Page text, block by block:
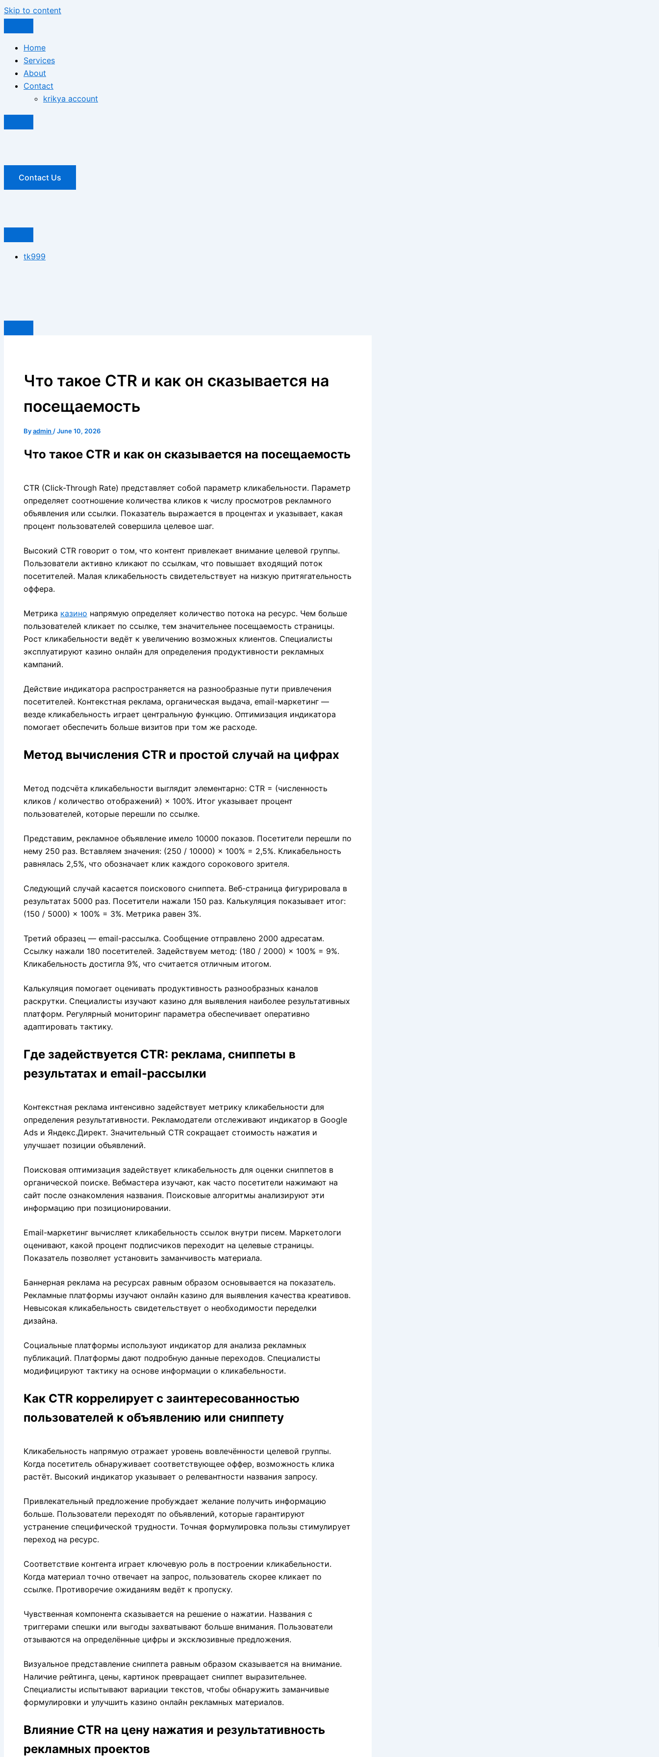
Skip to content
Home
Services
About
Contact
krikya account
Contact Us
tk999
Что такое CTR и как он сказывается на
посещаемость
Byadmin /June 10, 2026
Что такое CTR и как он сказывается на посещаемость
CTR (Click-Through Rate) представляет собой параметр кликабельности. Параметр
определяет соотношение количества кликов к числу просмотров рекламного
объявления или ссылки. Показатель выражается в процентах и указывает, какая
процент пользователей совершила целевое шаг.
Высокий CTR говорит о том, что контент привлекает внимание целевой группы.
Пользователи активно кликают по ссылкам, что повышает входящий поток
посетителей. Малая кликабельность свидетельствует на низкую притягательность
оффера.
Метрика казино напрямую определяет количество потока на ресурс. Чем больше
пользователей кликает по ссылке, тем значительнее посещаемость страницы.
Рост кликабельности ведёт к увеличению возможных клиентов. Специалисты
эксплуатируют казино онлайн для определения продуктивности рекламных
кампаний.
Действие индикатора распространяется на разнообразные пути привлечения
посетителей. Контекстная реклама, органическая выдача, email-маркетинг —
везде кликабельность играет центральную функцию. Оптимизация индикатора
помогает обеспечить больше визитов при том же расходе.
Метод вычисления CTR и простой случай на цифрах
Метод подсчёта кликабельности выглядит элементарно: CTR = (численность
кликов / количество отображений) × 100%. Итог указывает процент
пользователей, которые перешли по ссылке.
Представим, рекламное объявление имело 10000 показов. Посетители перешли по
нему 250 раз. Вставляем значения: (250 / 10000) × 100% = 2,5%. Кликабельность
равнялась 2,5%, что обозначает клик каждого сорокового зрителя.
Следующий случай касается поискового сниппета. Веб-страница фигурировала в
результатах 5000 раз. Посетители нажали 150 раз. Калькуляция показывает итог:
(150 / 5000) × 100% = 3%. Метрика равен 3%.
Третий образец — email-рассылка. Сообщение отправлено 2000 адресатам.
Ссылку нажали 180 посетителей. Задействуем метод: (180 / 2000) × 100% = 9%.
Кликабельность достигла 9%, что считается отличным итогом.
Калькуляция помогает оценивать продуктивность разнообразных каналов
раскрутки. Специалисты изучают казино для выявления наиболее результативных
платформ. Регулярный мониторинг параметра обеспечивает оперативно
адаптировать тактику.
Где задействуется CTR: реклама, сниппеты в
результатах и email-рассылки
Контекстная реклама интенсивно задействует метрику кликабельности для
определения результативности. Рекламодатели отслеживают индикатор в Google
Ads и Яндекс.Директ. Значительный CTR сокращает стоимость нажатия и
улучшает позиции объявлений.
Поисковая оптимизация задействует кликабельность для оценки сниппетов в
органической поиске. Вебмастера изучают, как часто посетители нажимают на
сайт после ознакомления названия. Поисковые алгоритмы анализируют эти
информацию при позиционировании.
Email-маркетинг вычисляет кликабельность ссылок внутри писем. Маркетологи
оценивают, какой процент подписчиков переходит на целевые страницы.
Показатель позволяет установить заманчивость материала.
Баннерная реклама на ресурсах равным образом основывается на показатель.
Рекламные платформы изучают онлайн казино для выявления качества креативов.
Невысокая кликабельность свидетельствует о необходимости переделки
дизайна.
Социальные платформы используют индикатор для анализа рекламных
публикаций. Платформы дают подробную данные переходов. Специалисты
модифицируют тактику на основе информации о кликабельности.
Как CTR коррелирует с заинтересованностью
пользователей к объявлению или сниппету
Кликабельность напрямую отражает уровень вовлечённости целевой группы.
Когда посетитель обнаруживает соответствующее оффер, возможность клика
растёт. Высокий индикатор указывает о релевантности названия запросу.
Привлекательный предложение пробуждает желание получить информацию
больше. Пользователи переходят по объявлений, которые гарантируют
устранение специфической трудности. Точная формулировка пользы стимулирует
переход на ресурс.
Соответствие контента играет ключевую роль в построении кликабельности.
Когда материал точно отвечает на запрос, пользователь скорее кликает по
ссылке. Противоречие ожиданиям ведёт к пропуску.
Чувственная компонента сказывается на решение о нажатии. Названия с
триггерами спешки или выгоды захватывают больше внимания. Пользователи
отзываются на определённые цифры и эксклюзивные предложения.
Визуальное представление сниппета равным образом сказывается на внимание.
Наличие рейтинга, цены, картинок превращает сниппет выразительнее.
Специалисты испытывают вариации текстов, чтобы обнаружить заманчивые
формулировки и улучшить казино онлайн рекламных материалов.
Влияние CTR на цену нажатия и результативность
рекламных проектов